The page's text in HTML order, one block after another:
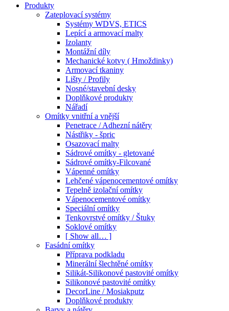
Produkty
Zateplovací systémy
Systémy WDVS, ETICS
Lepící a armovací malty
Izolanty
Montážní díly
Mechanické kotvy ( Hmoždinky)
Armovací tkaniny
Lišty / Profily
Nosné/stavební desky
Doplňkové produkty
Nářadí
Omítky vnitřní a vnější
Penetrace / Adhezní nátěry
Nástřiky - špric
Osazovací malty
Sádrové omítky - gletované
Sádrové omítky-Filcované
Vápenné omítky
Lehčené vápenocementové omítky
Tepelně izolační omítky
Vápenocementové omítky
Speciální omítky
Tenkovrstvé omítky / Štuky
Soklové omítky
[ Show all… ]
Fasádní omítky
Příprava podkladu
Minerální šlechtěné omítky
Silikát-Silikonové pastovité omítky
Silikonové pastovité omítky
DecorLine / Mosiakputz
Doplňkové produkty